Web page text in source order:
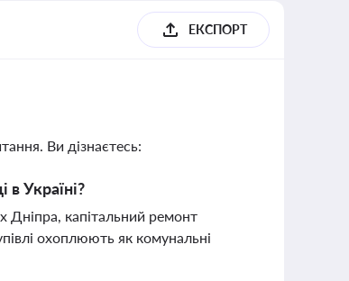
ЕКСПОРТ
Ви дізнаєтесь:
в Україні?
Дніпра, капітальний ремонт
охоплюють як комунальні